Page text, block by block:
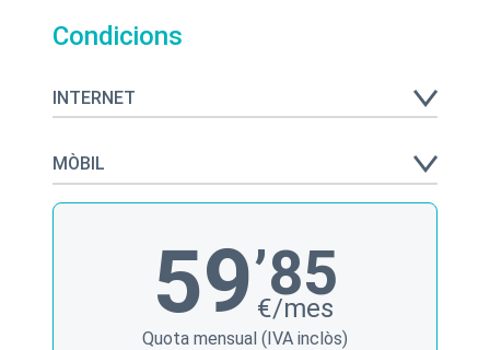
Condicions
INTERNET
MÒBIL
59’85
€/mes
Quota mensual (IVA inclòs)